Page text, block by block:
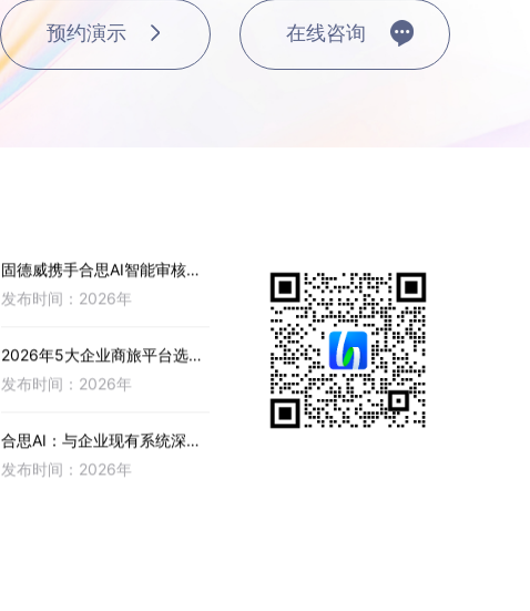
预约演示 在线咨询
凭证组装太头疼？合思智能档
案管家，让...
发布时间：2026年
《2026合思实战案例集》：8
固德威携手合思AI智能审核：
新能源出...
发布时间：2026年
2026年5大企业商旅平台选型
指南：...
发布时间：2026年
合思AI：与企业现有系统深度
融合，异...
发布时间：2026年